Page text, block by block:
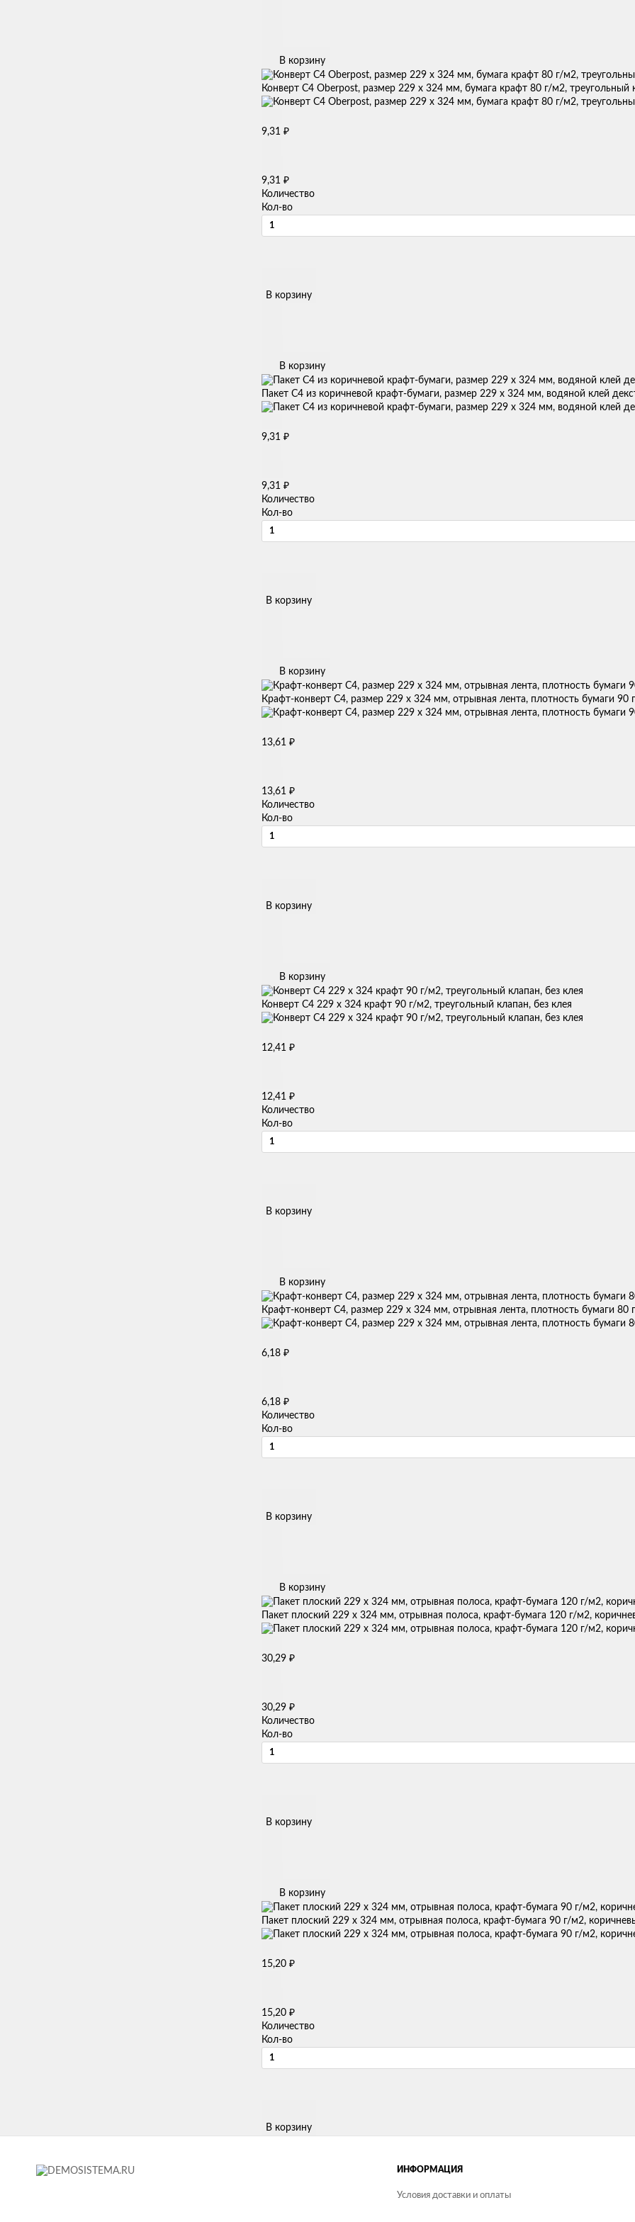
В корзину
Конверт C4 Oberpost, размер 229 x 324 мм, бумага крафт 80 г/м2, треугольный
9,31 ₽
9,31 ₽
Количество
Кол-во
В корзину
В корзину
Пакет С4 из коричневой крафт-бумаги, размер 229 х 324 мм, водяной клей
9,31 ₽
9,31 ₽
Количество
Кол-во
В корзину
В корзину
Крафт-конверт С4, размер 229 х 324 мм, отрывная лента, плотность бумаги 90
13,61 ₽
13,61 ₽
Количество
Кол-во
В корзину
В корзину
Конверт C4 229 x 324 крафт 90 г/м2, треугольный клапан, без клея
12,41 ₽
12,41 ₽
Количество
Кол-во
В корзину
В корзину
Крафт-конверт С4, размер 229 х 324 мм, отрывная лента, плотность бумаги 80
6,18 ₽
6,18 ₽
Количество
Кол-во
В корзину
В корзину
Пакет плоский 229 х 324 мм, отрывная полоса, крафт-бумага 120 г/м2,
30,29 ₽
30,29 ₽
Количество
Кол-во
В корзину
В корзину
Пакет плоский 229 х 324 мм, отрывная полоса, крафт-бумага 90 г/м2,
15,20 ₽
15,20 ₽
Количество
Кол-во
В корзину
ИНФОРМАЦИЯ
Условия доставки и оплаты